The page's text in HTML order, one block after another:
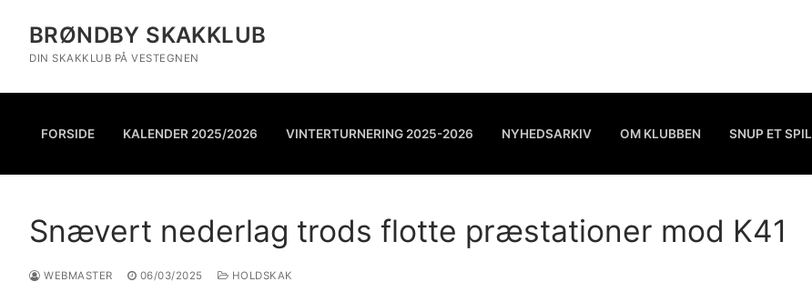
BRØNDBY SKAKKLUB
DIN SKAKKLUB PÅ VESTEGNEN
FORSIDE KALENDER 2025/2026 VINTERTURNERING 2025-2026 NYHEDSARKIV OM KLUBBEN SNUP ET SPIL
Snævert nederlag trods flotte præstationer mod K41
WEBMASTER 06/03/2025 HOLDSKAK